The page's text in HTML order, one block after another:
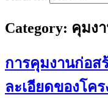
Category: คุมง
การคุมงานก่อส
ละเอียดของโคร